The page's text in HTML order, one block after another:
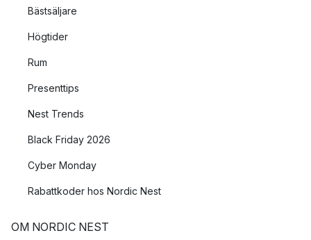
Bästsäljare
Högtider
Rum
Presenttips
Nest Trends
Black Friday 2026
Cyber Monday
Rabattkoder hos Nordic Nest
OM NORDIC NEST